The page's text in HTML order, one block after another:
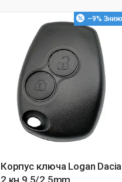
–9%
Корпус ключа Logan Dacia
2 кн 9.5/2.5mm